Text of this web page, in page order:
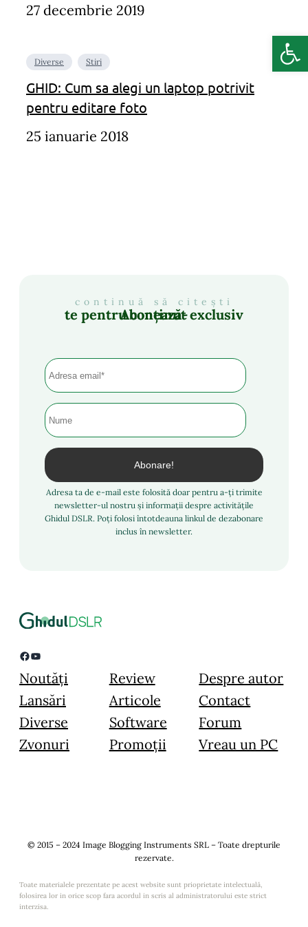
27 decembrie 2019
Diverse Stiri
GHID: Cum sa alegi un laptop potrivit
pentru editare foto
25 ianuarie 2018
continuă să citești
Abonează-te pentru conținut exclusiv
Adresa ta de e-mail este folosită doar pentru a-ți trimite
newsletter-ul nostru și informații despre activitățile
Ghidul DSLR. Poți folosi întotdeauna linkul de dezabonare
inclus în newsletter.
Facebook YouTube
Noutăți
Lansări
Diverse
Zvonuri
Review
Articole
Software
Promoții
Despre autor
Contact
Forum
Vreau un PC
© 2015 – 2024 Image Blogging Instruments SRL – Toate drepturile
rezervate.
Toate materialele prezentate pe acest website sunt prioprietate intelectuală,
folosirea lor in orice scop fara acordul in scris al administratorului este strict
interzisa.